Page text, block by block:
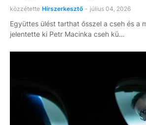
közzétette Hírszerkesztő - július 04, 2026
Együttes ülést tarthat ősszel a cseh és a
jelentette ki Petr Macinka cseh kü…